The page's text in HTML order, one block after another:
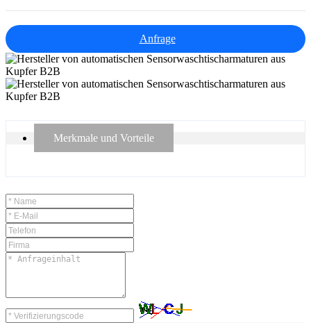
Anfrage
Merkmale und Vorteile